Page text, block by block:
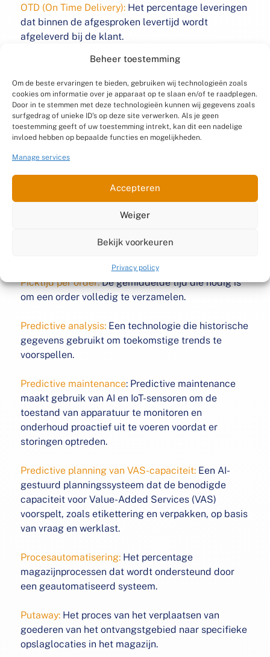
Beheer toestemming
Om de beste ervaringen te bieden, gebruiken wij technologieën zoals
cookies om informatie over je apparaat op te slaan en/of te raadplegen.
Door in te stemmen met deze technologieën kunnen wij gegevens zoals
surfgedrag of unieke ID's op deze site verwerken. Als je geen
toestemming geeft of uw toestemming intrekt, kan dit een nadelige
invloed hebben op bepaalde functies en mogelijkheden.
Manage services
Accepteren
Weiger
Bekijk voorkeuren
Privacy policy
OTD (On Time Delivery): Het percentage leveringen
dat binnen de afgesproken levertijd wordt
afgeleverd bij de klant.
Een technologie waarbij
orderpickers mondelinge instructies ontvangen via
een headset.
Pick-to-box:Een pickingstrategie waarbij orders
direct in dejuiste verzenddoos worden gepickt,
vaak ondersteund
Een technologie waarbij lichtsignalen
welk product moet worden gepickt.
Picknauwkeurigheid:Het percentage orders dat
Picktijd per order:De gemiddelde tijd die nodig is
om eenorder volledig te verzamelen.
Predictive analysis: Een technologie die historische
gegevens gebruikt om toekomstige trends te
voorspellen.
Predictive maintenance: Predictive maintenance
maakt gebruik van AI en IoT-sensoren om de
toestand van apparatuur te monitoren en
onderhoud proactief uit tevoeren voordat er
storingen optreden.
Predictive planning van VAS-capaciteit: Een AI-
gestuurd planningssysteem dat de benodigde
capaciteit voorValue-Added Services (VAS)
voorspelt, zoals etiketteringen verpakken, op basis
van vraag en werklast.
Procesautomatisering: Het percentage
magazijnprocessendat wordt ondersteund door
een geautomatiseerd systeem.
Putaway: Het proces van het verplaatsen van
goederen van hetontvangstgebied naar specifieke
opslaglocaties in het magazijn.